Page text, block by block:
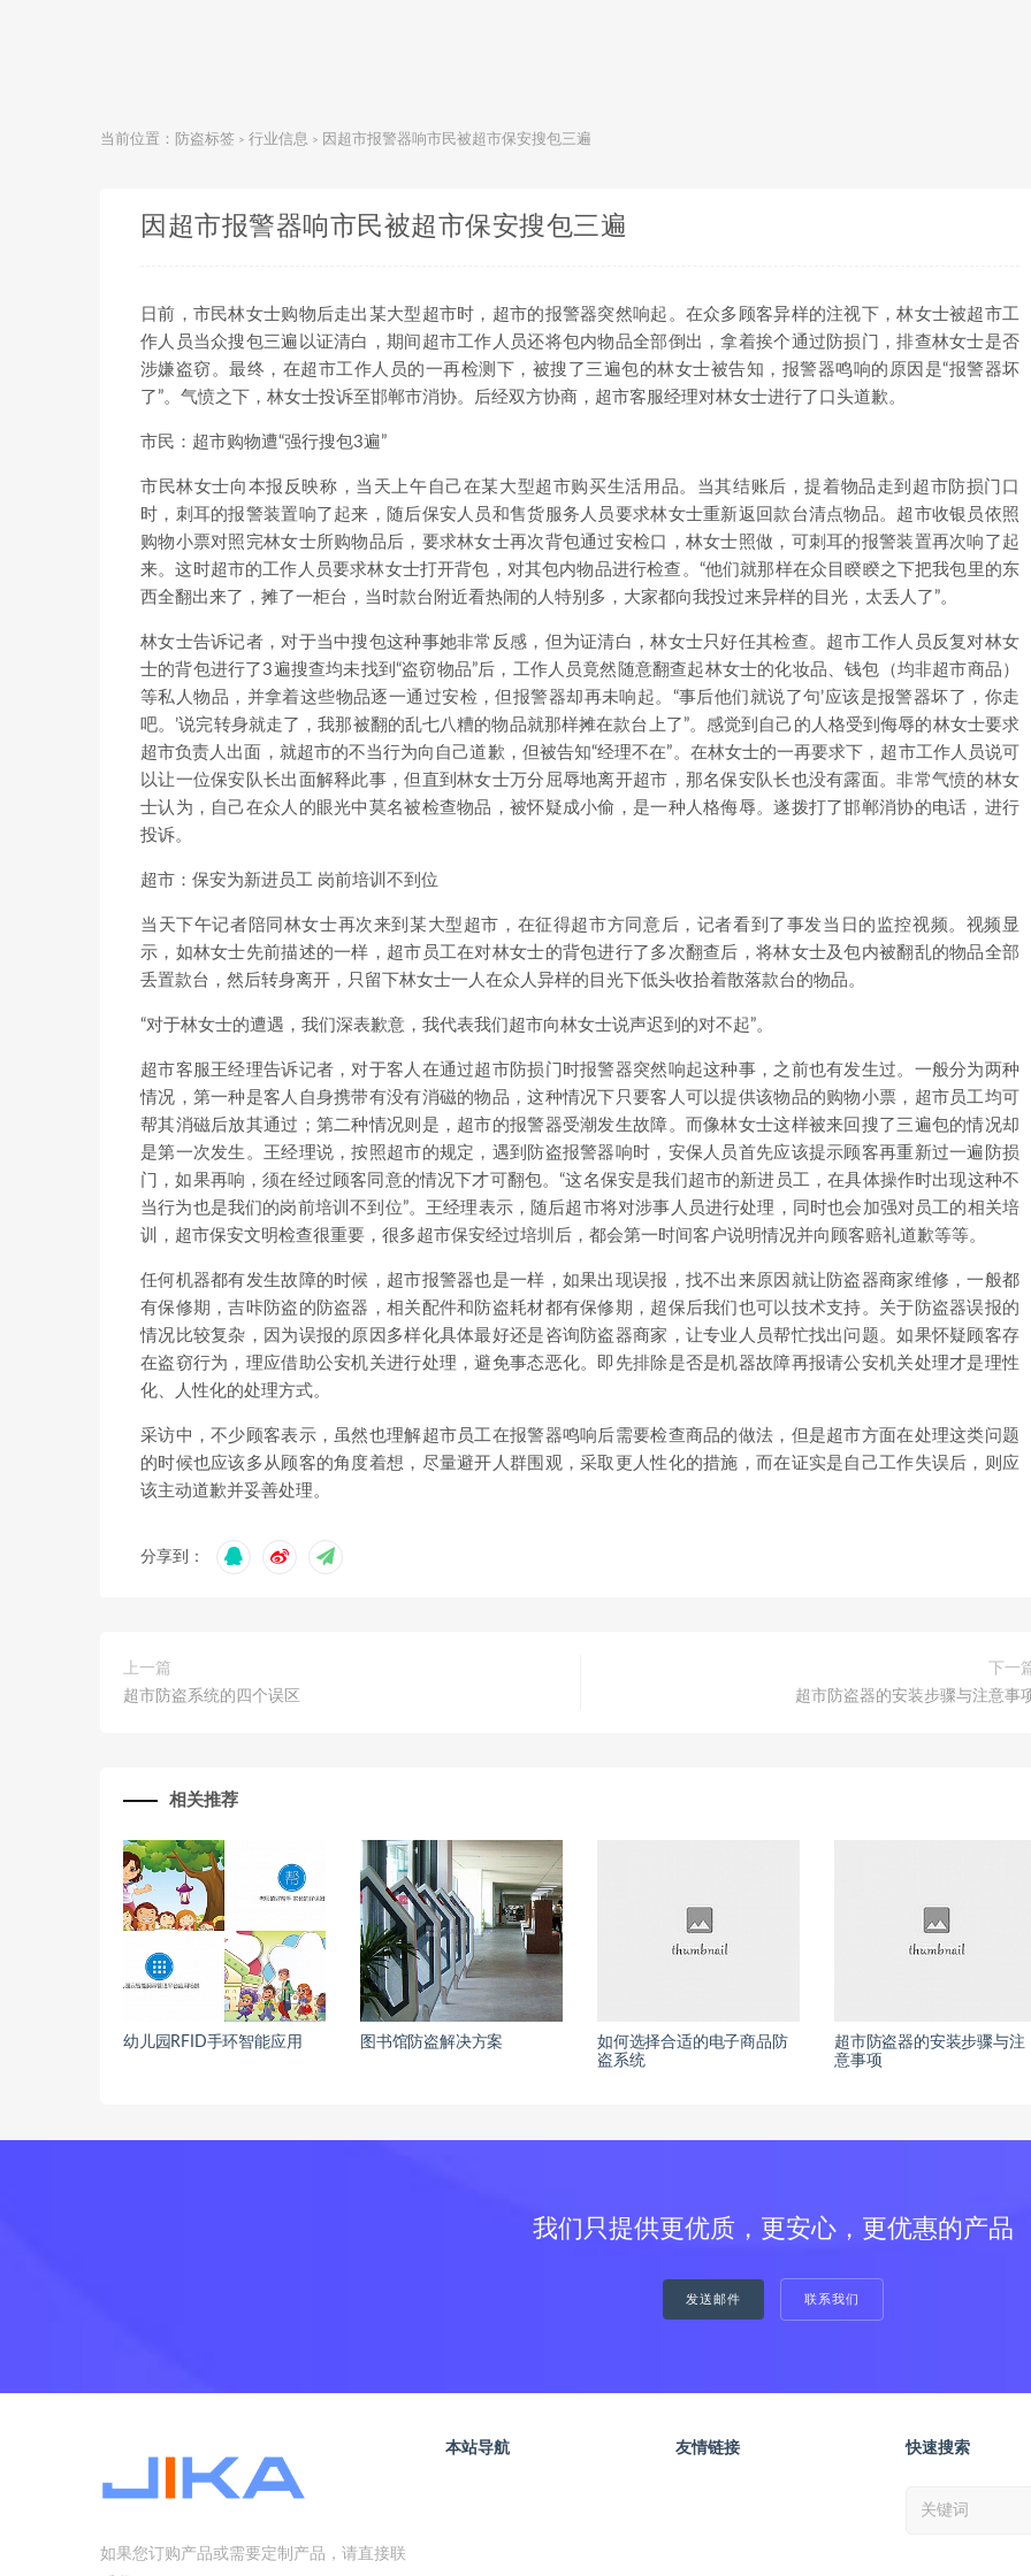
当前位置： 防盗标签 > 行业信息 > 因超市报警器响市民被超市保安搜包三遍
因超市报警器响市民被超市保安搜包三遍
日前，市民林女士购物后走出某大型超市时，超市的报警器突然响起。在众多顾客异样的注视下，林女士被超市工
作人员当众搜包三遍以证清白，期间超市工作人员还将包内物品全部倒出，拿着挨个通过防损门，排查林女士是否
涉嫌盗窃。最终，在超市工作人员的一再检测下，被搜了三遍包的林女士被告知，报警器鸣响的原因是“报警器坏
了”。气愤之下，林女士投诉至邯郸市消协。后经双方协商，超市客服经理对林女士进行了口头道歉。
市民：超市购物遭“强行搜包3遍”
市民林女士向本报反映称，当天上午自己在某大型超市购买生活用品。当其结账后，提着物品走到超市防损门口
时，刺耳的报警装置响了起来，随后保安人员和售货服务人员要求林女士重新返回款台清点物品。超市收银员依照
购物小票对照完林女士所购物品后，要求林女士再次背包通过安检口，林女士照做，可刺耳的报警装置再次响了起
来。这时超市的工作人员要求林女士打开背包，对其包内物品进行检查。“他们就那样在众目睽睽之下把我包里的东
西全翻出来了，摊了一柜台，当时款台附近看热闹的人特别多，大家都向我投过来异样的目光，太丢人了”。
林女士告诉记者，对于当中搜包这种事她非常反感，但为证清白，林女士只好任其检查。超市工作人员反复对林女
士的背包进行了3遍搜查均未找到“盗窃物品”后，工作人员竟然随意翻查起林女士的化妆品、钱包（均非超市商品）
等私人物品，并拿着这些物品逐一通过安检，但报警器却再未响起。“事后他们就说了句’应该是报警器坏了，你走
吧。’说完转身就走了，我那被翻的乱七八糟的物品就那样摊在款台上了”。感觉到自己的人格受到侮辱的林女士要求
超市负责人出面，就超市的不当行为向自己道歉，但被告知“经理不在”。在林女士的一再要求下，超市工作人员说可
以让一位保安队长出面解释此事，但直到林女士万分屈辱地离开超市，那名保安队长也没有露面。非常气愤的林女
士认为，自己在众人的眼光中莫名被检查物品，被怀疑成小偷，是一种人格侮辱。遂拨打了邯郸消协的电话，进行
投诉。
超市：保安为新进员工 岗前培训不到位
当天下午记者陪同林女士再次来到某大型超市，在征得超市方同意后，记者看到了事发当日的监控视频。视频显
示，如林女士先前描述的一样，超市员工在对林女士的背包进行了多次翻查后，将林女士及包内被翻乱的物品全部
丢置款台，然后转身离开，只留下林女士一人在众人异样的目光下低头收拾着散落款台的物品。
“对于林女士的遭遇，我们深表歉意，我代表我们超市向林女士说声迟到的对不起”。
超市客服王经理告诉记者，对于客人在通过超市防损门时报警器突然响起这种事，之前也有发生过。一般分为两种
情况，第一种是客人自身携带有没有消磁的物品，这种情况下只要客人可以提供该物品的购物小票，超市员工均可
帮其消磁后放其通过；第二种情况则是，超市的报警器受潮发生故障。而像林女士这样被来回搜了三遍包的情况却
是第一次发生。王经理说，按照超市的规定，遇到防盗报警器响时，安保人员首先应该提示顾客再重新过一遍防损
门，如果再响，须在经过顾客同意的情况下才可翻包。“这名保安是我们超市的新进员工，在具体操作时出现这种不
当行为也是我们的岗前培训不到位”。王经理表示，随后超市将对涉事人员进行处理，同时也会加强对员工的相关培
训，超市保安文明检查很重要，很多超市保安经过培圳后，都会第一时间客户说明情况并向顾客赔礼道歉等等。
任何机器都有发生故障的时候，超市报警器也是一样，如果出现误报，找不出来原因就让防盗器商家维修，一般都
有保修期，吉咔防盗的防盗器，相关配件和防盗耗材都有保修期，超保后我们也可以技术支持。关于防盗器误报的
情况比较复杂，因为误报的原因多样化具体最好还是咨询防盗器商家，让专业人员帮忙找出问题。如果怀疑顾客存
在盗窃行为，理应借助公安机关进行处理，避免事态恶化。即先排除是否是机器故障再报请公安机关处理才是理性
化、人性化的处理方式。
采访中，不少顾客表示，虽然也理解超市员工在报警器鸣响后需要检查商品的做法，但是超市方面在处理这类问题
的时候也应该多从顾客的角度着想，尽量避开人群围观，采取更人性化的措施，而在证实是自己工作失误后，则应
该主动道歉并妥善处理。
分享到：
上一篇
超市防盗系统的四个误区
下一
超市防盗器的安装步骤与注意事
相关推荐
幼儿园RFID手环智能应用 图书馆防盗解决方案
如何选择合适的电子商品防
盗系统
超市防盗器的安装步骤与注
意事项
我们只提供更优质，更安心，更优惠的产品
发送邮件 联系我们
如果您订购产品或需要定制产品，请直接联
本站导航 友情链接 快速搜索